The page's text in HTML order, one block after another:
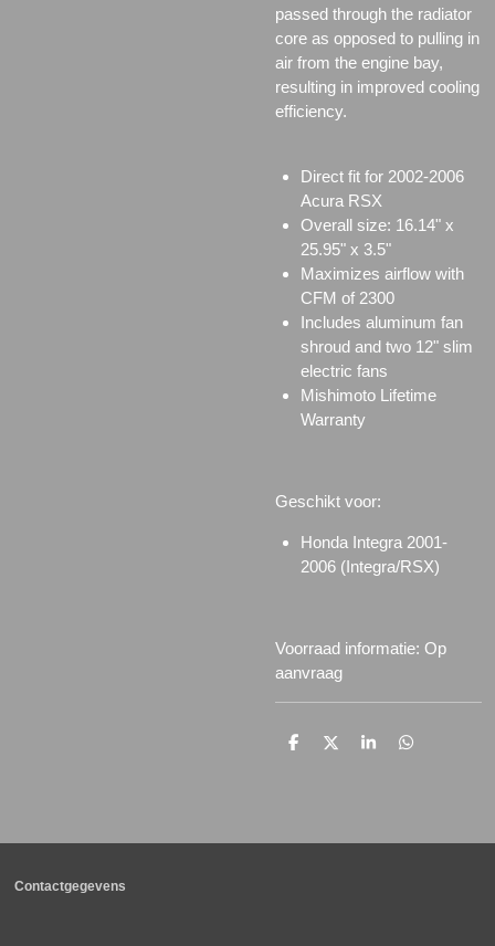
passed through the radiator
core as opposed to pulling in
air from the engine bay,
resulting in improved cooling
efficiency.
Direct fit for 2002-2006
Acura RSX
Overall size: 16.14" x
25.95" x 3.5"
Maximizes airflow with
CFM of 2300
Includes aluminum fan
shroud and two 12" slim
electric fans
Mishimoto Lifetime
Warranty
Geschikt voor:
Honda Integra 2001-
2006 (Integra/RSX)
Voorraad informatie: Op
aanvraag
D
D
S
D
Contactgegevens